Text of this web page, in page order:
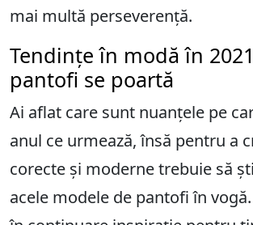
mai multă perseverență.
Tendințe în modă în
pantofi se poartă
Ai aflat care sunt nuanțele pe
anul ce urmează, însă pentru a
corecte și moderne trebuie să
acele modele de pantofi în